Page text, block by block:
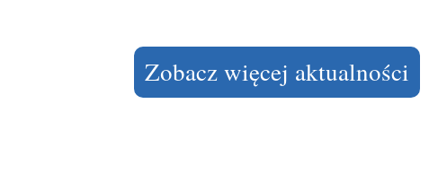
Zobacz więcej aktualności